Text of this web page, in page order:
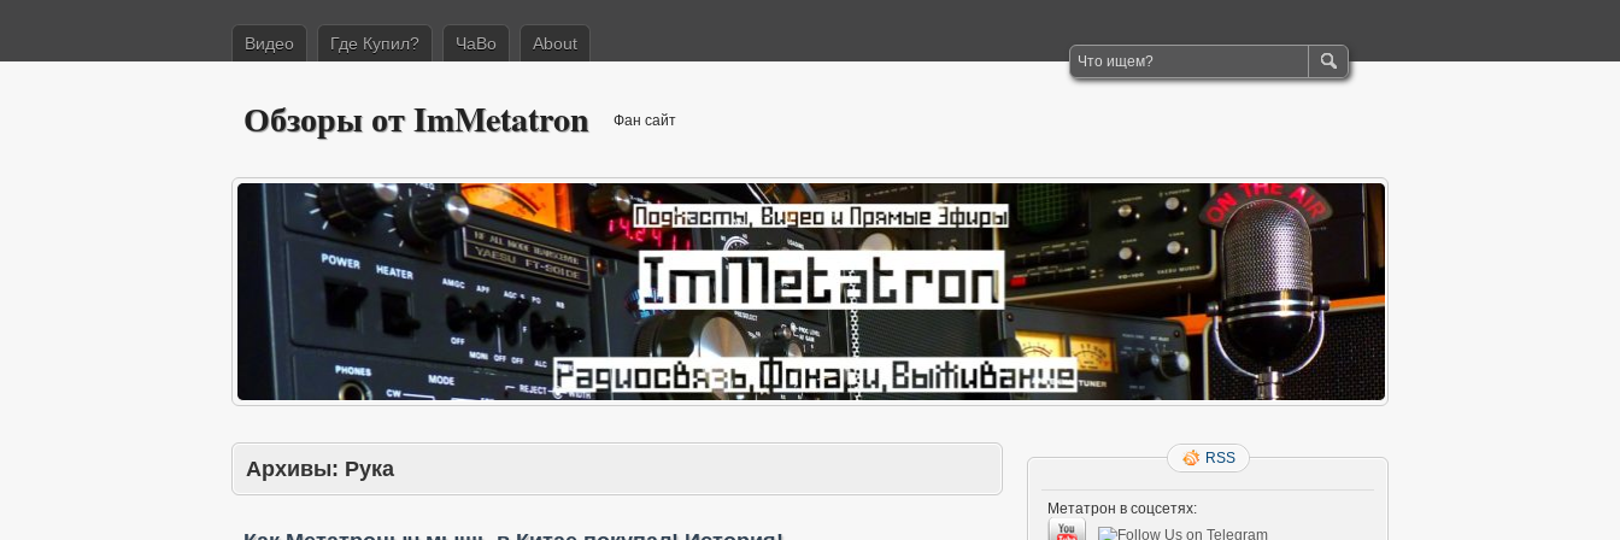
Видео Где Купил? ЧаВо About
Обзоры от ImMetatron Фан сайт
Архивы: Рука RSS
Метатрон в соцсетях: